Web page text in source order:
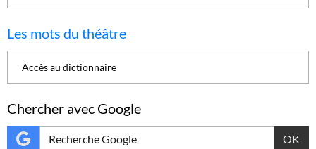
Les mots du théâtre
Accès au dictionnaire
Chercher avec Google
OK